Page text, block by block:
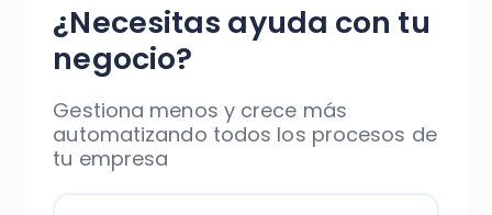
¿Necesitas ayuda con tu
negocio?
Gestiona menos y crece más
automatizando todos los procesos de
tu empresa